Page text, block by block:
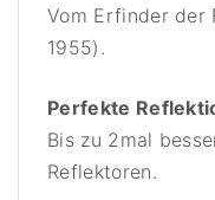
Vom Erfinder der
1955).
Perfekte
Bis zu 2mal
Reflektoren.